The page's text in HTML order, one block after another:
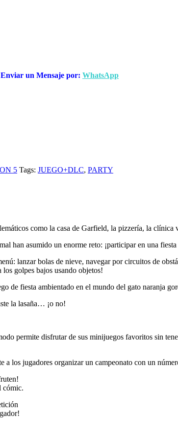
un Mensaje por: WhatsApp
5 Tags: JUEGO+DLC, PARTY
como la casa de Garfield, la pizzería, la
han asumido un enorme reto: ¡participar en una fiesta
lanzar bolas de nieve, navegar por circuitos de
golpes bajos usando objetos!
de fiesta ambientado en el mundo del gato naranja
la lasaña… ¡o no!
permite disfrutar de sus minijuegos favoritos sin
a los jugadores organizar un campeonato con un
cómic.